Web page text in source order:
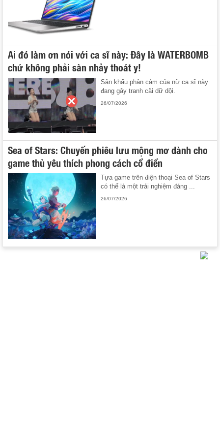
Ai đó làm ơn nói với ca sĩ này: Đây là WATERBOMB
chứ không phải sàn nhảy thoát y!
Sân khấu phản cảm của nữ ca sĩ này
đang gây tranh cãi dữ dội.
26/07/2026
Sea of Stars: Chuyến phiêu lưu mộng mơ dành cho
game thủ yêu thích phong cách cổ điển
Tựa game trên điện thoại Sea of Stars
có thể là một trải nghiệm đáng ...
26/07/2026